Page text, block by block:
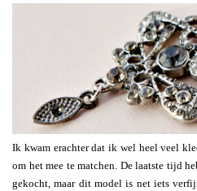
Ik kwam erachter dat ik wel heel veel
om het mee te matchen. De laatste tijd
gekocht, maar dit model is net iets